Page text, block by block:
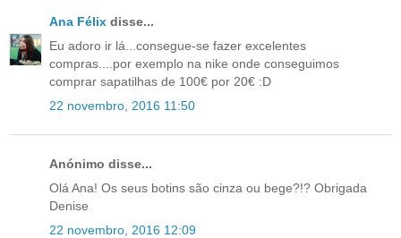
Ana Félix disse...
Eu adoro ir lá...consegue-se fazer excelentes
compras....por exemplo na nike onde conseguimos
comprar sapatilhas de 100€ por 20€ :D
22 novembro, 2016 11:50
Anónimo disse...
Olá Ana! Os seus botins são cinza ou bege?!? Obrigada
Denise
22 novembro, 2016 12:09